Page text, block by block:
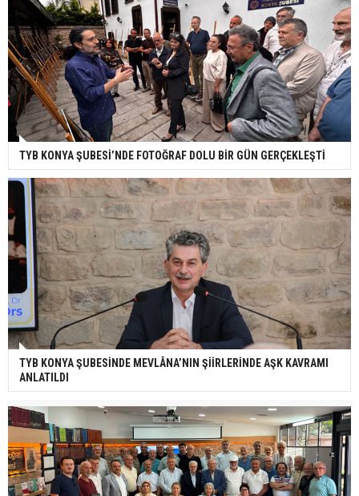
TYB KONYA ŞUBESİ’NDE FOTOĞRAF DOLU BİR GÜN GERÇEKLEŞTİ
TYB KONYA ŞUBESİNDE MEVLÂNA’NIN ŞİİRLERİNDE AŞK KAVRAMI
ANLATILDI